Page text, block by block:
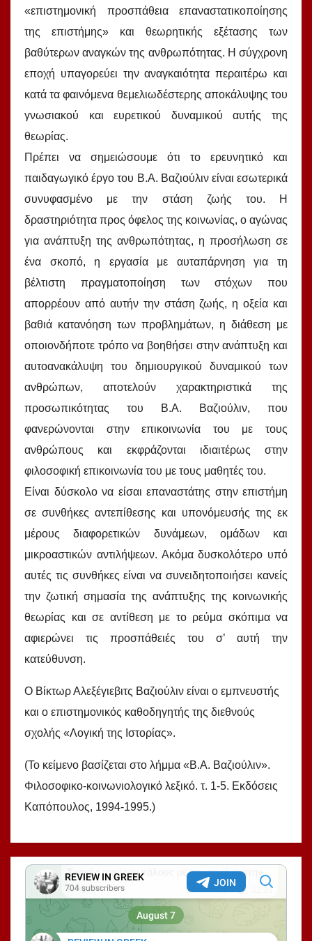
«επιστημονική προσπάθεια επαναστατικοποίησης
της επιστήμης» και θεωρητικής εξέτασης των
βαθύτερων αναγκών της ανθρωπότητας. Η σύγχρονη
εποχή υπαγορεύει την αναγκαιότητα περαιτέρω και
κατά τα φαινόμενα θεμελιωδέστερης αποκάλυψης του
γνωσιακού και ευρετικού δυναμικού αυτής της
θεωρίας.
Πρέπει να σημειώσουμε ότι το ερευνητικό και
παιδαγωγικό έργο του Β.Α. Βαζιούλιν είναι εσωτερικά
συνυφασμένο με την στάση ζωής του. Η
δραστηριότητα προς όφελος της κοινωνίας, ο αγώνας
για ανάπτυξη της ανθρωπότητας, η προσήλωση σε
ένα σκοπό, η εργασία με αυταπάρνηση για τη
βέλτιστη πραγματοποίηση των στόχων που
απορρέουν από αυτήν την στάση ζωής, η οξεία και
βαθιά κατανόηση των προβλημάτων, η διάθεση με
οποιονδήποτε τρόπο να βοηθήσει στην ανάπτυξη και
αυτοανακάλυψη του δημιουργικού δυναμικού των
ανθρώπων, αποτελούν χαρακτηριστικά της
προσωπικότητας του Β.Α. Βαζιούλιν, που
φανερώνονται στην επικοινωνία του με τους
ανθρώπους και εκφράζονται ιδιαιτέρως στην
φιλοσοφική επικοινωνία του με τους μαθητές του.
Είναι δύσκολο να είσαι επαναστάτης στην επιστήμη
σε συνθήκες αντεπίθεσης και υπονόμευσής της εκ
μέρους διαφορετικών δυνάμεων, ομάδων και
μικροαστικών αντιλήψεων. Ακόμα δυσκολότερο υπό
αυτές τις συνθήκες είναι να συνειδητοποιήσει κανείς
την ζωτική σημασία της ανάπτυξης της κοινωνικής
θεωρίας και σε αντίθεση με το ρεύμα σκόπιμα να
αφιερώνει τις προσπάθειές του σ’ αυτή την
κατεύθυνση.
Ο Βίκτωρ Αλεξέγιεβιτς Βαζιούλιν είναι ο εμπνευστής
και ο επιστημονικός καθοδηγητής της διεθνούς
σχολής «Λογική της Ιστορίας».
(Το κείμενο βασίζεται στο λήμμα «Β.Α. Βαζιούλιν».
Φιλοσοφικο-κοινωνιολογικό λεξικό. τ. 1-5. Εκδόσεις
Καπόπουλος, 1994-1995.)